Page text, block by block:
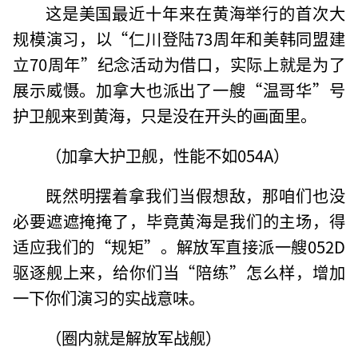
这是美国最近十年来在黄海举行的首次大
规模演习，以“仁川登陆73周年和美韩同盟建
立70周年”纪念活动为借口，实际上就是为了
展示威慑。加拿大也派出了一艘“温哥华”号
护卫舰来到黄海，只是没在开头的画面里。
（加拿大护卫舰，性能不如054A）
既然明摆着拿我们当假想敌，那咱们也没
必要遮遮掩掩了，毕竟黄海是我们的主场，得
适应我们的“规矩”。解放军直接派一艘052D
驱逐舰上来，给你们当“陪练”怎么样，增加
一下你们演习的实战意味。
（圈内就是解放军战舰）